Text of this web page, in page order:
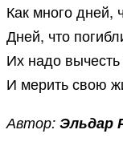
Как много дней,
Дней, что
Их надо
И мерить свою
Автор: Эльдар